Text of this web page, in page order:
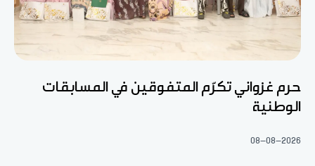
حرم غزواني تكرّم المتفوقين في المسابقات
الوطنية
08-08-2026